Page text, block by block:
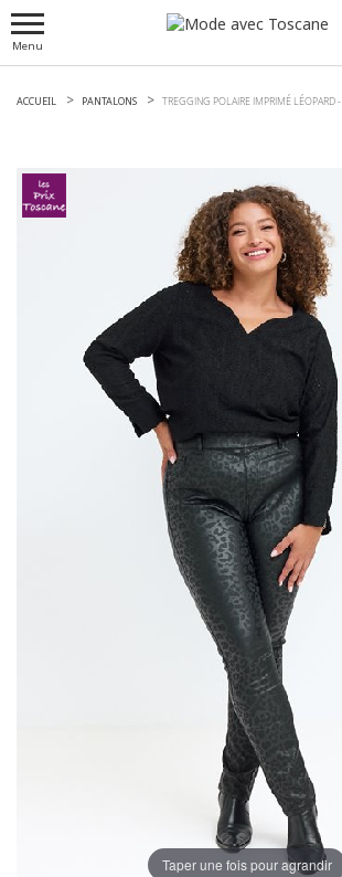
Menu
ACCUEIL PANTALONS TREGGING POLAIRE IMPRIMÉ LÉOPARD -
Taper une fois pour agrandir